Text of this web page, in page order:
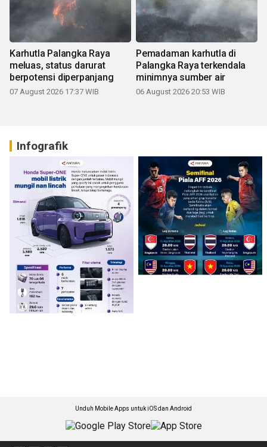
Karhutla Palangka Raya
meluas, status darurat
berpotensi diperpanjang
07 August 2026 17:37 WIB
Pemadaman karhutla di
Palangka Raya terkendala
minimnya sumber air
06 August 2026 20:53 WIB
Infografik
Unduh Mobile Apps untuk iOS dan Android